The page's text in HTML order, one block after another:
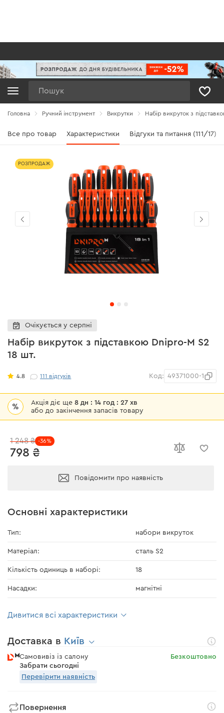
Головна Ручний інструмент Викрутки Набір викруток з
Все про товар Характеристики Відгуки та питання (111/17)
Набір викруток з підставкою Dnipro-M S2
18 шт.
4.8 111 відгуків Код: 49371000-1
% Акція діє ще8 дн : 14 год : 27 хв
або до закінчення запасів товару
798 ₴
1 248 ₴ -36%
Повідомити про наявність
Очікується у серпні
Основні характеристики
Тип: набори викруток
Матеріал: сталь S2
Кількість одиниць в наборі: 18
Насадки: магнітні
Дивитися всі характеристики
Доставка в Київ
Самовивіз із салону
Забрати сьогодні
Безкоштовно
Перевірити наявність
Повернення
РОЗПРОДАЖ